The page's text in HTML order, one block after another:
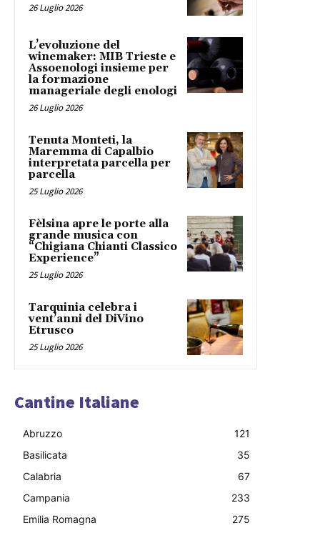
26 Luglio 2026
L’evoluzione del
winemaker: MIB Trieste e
Assoenologi insieme per
la formazione
manageriale degli enologi
26 Luglio 2026
Tenuta Monteti, la
Maremma di Capalbio
interpretata parcella per
parcella
25 Luglio 2026
Fèlsina apre le porte alla
grande musica con
“Chigiana Chianti Classico
Experience”
25 Luglio 2026
Tarquinia celebra i
vent’anni del DiVino
Etrusco
25 Luglio 2026
Cantine Italiane
Abruzzo
121
Basilicata
35
Calabria
67
Campania
233
Emilia Romagna
275